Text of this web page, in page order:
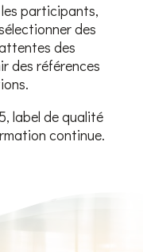
participants,
des
des
des références
label de qualité
continue.